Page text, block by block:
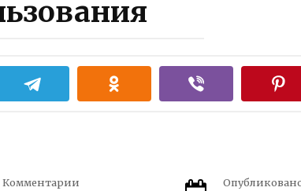
Комментарии